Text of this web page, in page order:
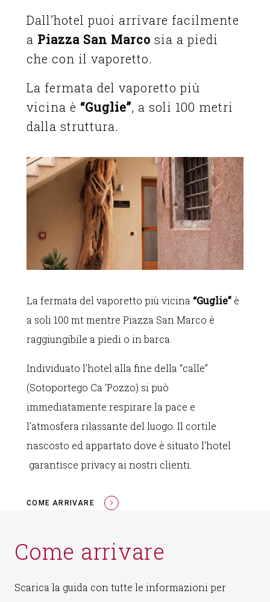
Dall’hotel puoi arrivare facilmente
a Piazza San Marco sia a piedi
che con il vaporetto.
La fermata del vaporetto più
vicina è “Guglie”, a soli 100 metri
dalla struttura.
La fermata del vaporetto più vicina “Guglie” è
a soli 100 mt mentre Piazza San Marco è
raggiungibile a piedi o in barca.
Individuato l’hotel alla fine della “calle”
(Sotoportego Ca ‘Pozzo) si può
immediatamente respirare la pace e
l’atmosfera rilassante del luogo. Il cortile
nascosto ed appartato dove è situato l’hotel
garantisce privacy ai nostri clienti.
COME ARRIVARE
Come arrivare
Scarica la guida con tutte le informazioni per